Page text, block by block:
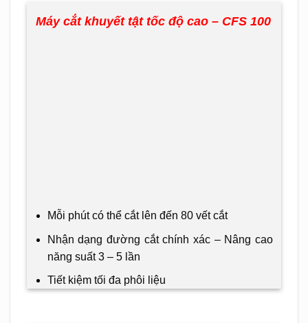
Máy cắt khuyết tật tốc độ cao– CFS 100
Mỗi phút có thể cắt lên đến 80 vết cắt
Nhận dạng đường cắt chính xác – Nâng cao
năng suất 3 – 5 lần
Tiết kiệm tối đa phôi liệu